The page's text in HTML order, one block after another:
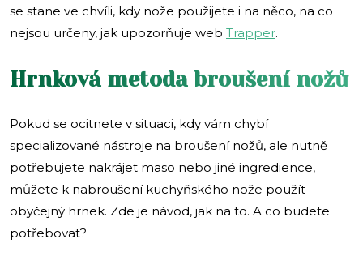
se stane ve chvíli, kdy nože použijete i na něco, na co
nejsou určeny, jak upozorňuje web Trapper.
Hrnková metoda broušení nožů
Pokud se ocitnete v situaci, kdy vám chybí
specializované nástroje na broušení nožů, ale nutně
potřebujete nakrájet maso nebo jiné ingredience,
můžete k nabroušení kuchyňského nože použít
obyčejný hrnek. Zde je návod, jak na to. A co budete
potřebovat?